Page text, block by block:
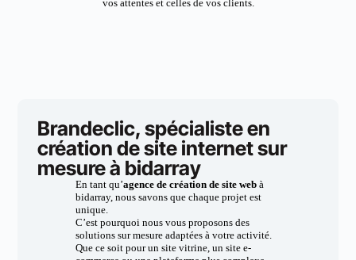
vos attentes et celles de vos clients.
Brandeclic, spécialiste en
création de site internet sur
mesure à bidarray
En tant qu’agence de création de site webà
bidarray, nous savons que chaque projet est
unique.
C’est pourquoi nous vous proposons des
solutions sur mesure adaptées à votre activité.
Que ce soit pour un site vitrine, un site e-